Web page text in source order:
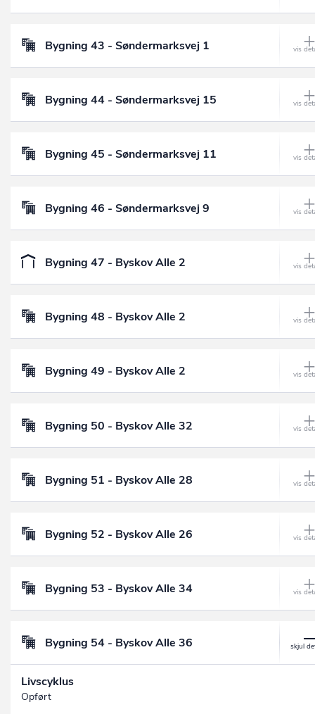
Bygning 43 - Søndermarksvej 1
Bygning 44 - Søndermarksvej 15
Bygning 45 - Søndermarksvej 11
Bygning 46 - Søndermarksvej 9
Bygning 47 - Byskov Alle 2
Bygning 48 - Byskov Alle 2
Bygning 49 - Byskov Alle 2
Bygning 50 - Byskov Alle 32
Bygning 51 - Byskov Alle 28
Bygning 52 - Byskov Alle 26
Bygning 53 - Byskov Alle 34
Bygning 54 - Byskov Alle 36
Livscyklus
Opført